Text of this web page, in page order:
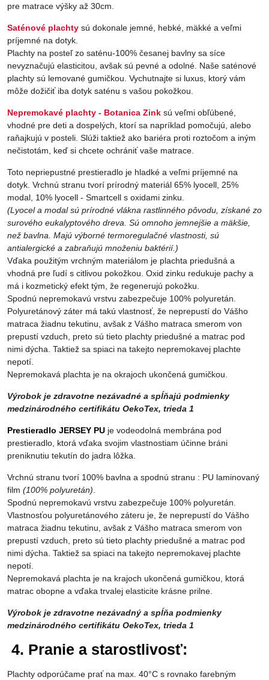
pre matrace výšky až 30cm.
Saténové plachty sú dokonale jemné, hebké, mäkké a veľmi
príjemné na dotyk.
Plachty na posteľ zo saténu-100% česanej bavlny sa síce
nevyznačujú elasticitou, avšak sú pevné a odolné. Naše saténové
plachty sú lemované gumičkou. Vychutnajte si luxus, ktorý vám
môže dožičiť iba dotyk saténu s vašou pokožkou.
Nepremokavé plachty - Botanica Zink sú veľmi obľúbené,
vhodné pre deti a dospelých, ktorí sa napríklad pomočujú, alebo
raňajkujú v posteli. Slúži taktiež ako bariéra proti roztočom a iným
nečistotám, keď si chcete ochrániť vaše matrace.
Toto nepriepustné prestieradlo je hladké a veľmi príjemné na
dotyk. Vrchnú stranu tvorí prírodný materiál 65% lyocell, 25%
modal, 10% lyocell - Smartcell s oxidami zinku.
(Lyocel a modal sú prírodné vlákna rastlinného pôvodu, získané zo
surového eukalyptového dreva. Sú omnoho jemnejšie a mäkšie,
než bavlna. Majú výborné termoregulačné vlastnosti, sú
antialergické a zabraňujú množeniu baktérií.)
Vďaka použitým vrchným materiálom je plachta priedušná a
vhodná pre ľudí s citlivou pokožkou. Oxid zinku redukuje pachy a
má i kozmetický efekt tým, že regenerujú pokožku.
Spodnú nepremokavú vrstvu zabezpečuje 100% polyuretán.
Polyuretánový záter má takú vlastnosť, že neprepustí do Vášho
matraca žiadnu tekutinu, avšak z Vášho matraca smerom von
prepustí vzduch, preto sú tieto plachty priedušné a matrac pod
nimi dýcha. Taktiež sa spiaci na takejto nepremokavej plachte
nepotí.
Nepremokavá plachta je na okrajoch ukončená gumičkou.
Výrobok je zdravotne nezávadné a spĺňajú podmienky
medzinárodného certifikátu OekoTex, trieda 1
Prestieradlo JERSEY PU je vodeodolná membrána pod
prestieradlo, ktorá vďaka svojim vlastnostiam účinne bráni
preniknutiu tekutín do jadra lôžka.
Vrchnú stranu tvorí 100% bavlna a spodnú stranu : PU laminovaný
film (100% polyuretán)
Spodnú nepremokavú vrstvu zabezpečuje 100% polyuretán.
Vlastnosťou polyuretánového záteru je, že neprepustí do Vášho
matraca žiadnu tekutinu, avšak z Vášho matraca smerom von
prepustí vzduch, preto sú tieto plachty priedušné a matrac pod
nimi dýcha. Taktiež sa spiaci na takejto nepremokavej plachte
nepotí.
Nepremokavá plachta je na krajoch ukončená gumičkou, ktorá
matrac obopne a vďaka trvalej elasticite krásne prilne.
Výrobok je zdravotne nezávadný a spĺňa podmienky
medzinárodného certifikátu OekoTex, trieda 1
4. Pranie a starostlivosť:
Plachty odporúčame prať na max. 40°C s rovnako farebným